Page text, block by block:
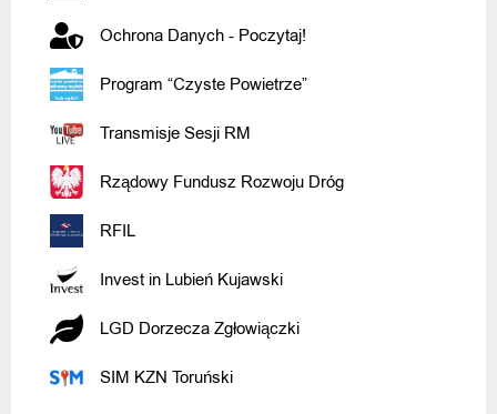
Ochrona Danych - Poczytaj!
Program “Czyste Powietrze”
Transmisje Sesji RM
Rządowy Fundusz Rozwoju Dróg
RFIL
Invest in Lubień Kujawski
LGD Dorzecza Zgłowiączki
SIM KZN Toruński